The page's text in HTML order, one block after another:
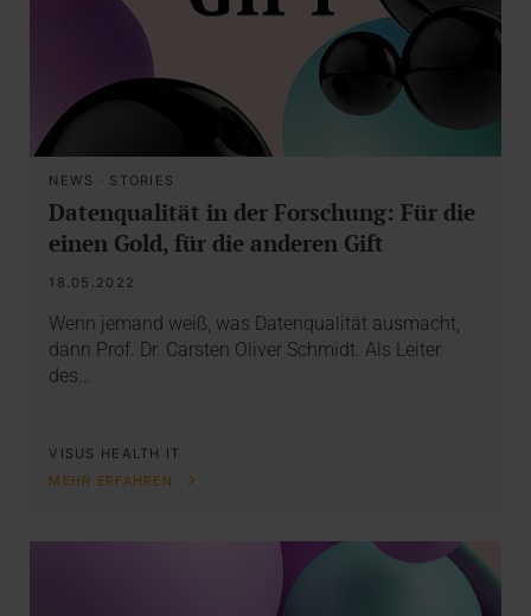
NEWS · STORIES
Datenqualität in der Forschung: Für die
einen Gold, für die anderen Gift
18.05.2022
Wenn jemand weiß, was Datenqualität ausmacht,
dann Prof. Dr. Carsten Oliver Schmidt. Als Leiter
des…
VISUS HEALTH IT
MEHR ERFAHREN